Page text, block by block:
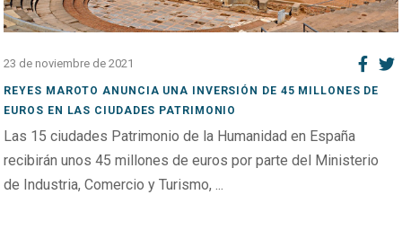
23 de noviembre de 2021
REYES MAROTO ANUNCIA UNA INVERSIÓN DE 45 MILLONES DE
EUROS EN LAS CIUDADES PATRIMONIO
Las 15 ciudades Patrimonio de la Humanidad en España
recibirán unos 45 millones de euros por parte del Ministerio
de Industria, Comercio y Turismo, ...